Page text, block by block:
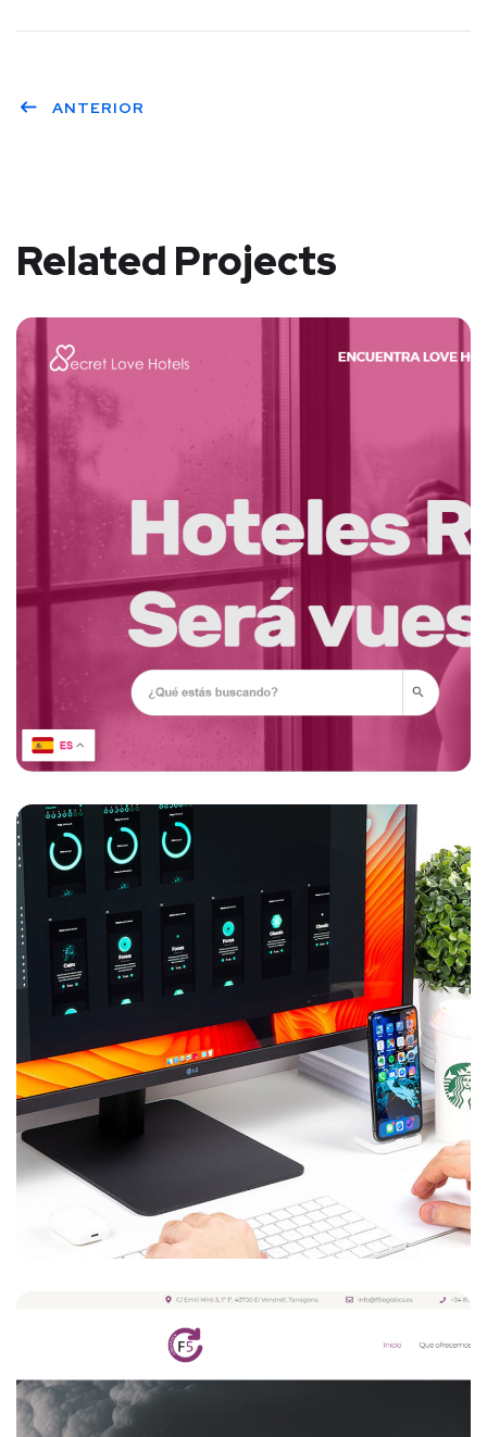
ANTERIOR
Related Projects